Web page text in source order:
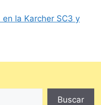
la Karcher SC3 y
Buscar